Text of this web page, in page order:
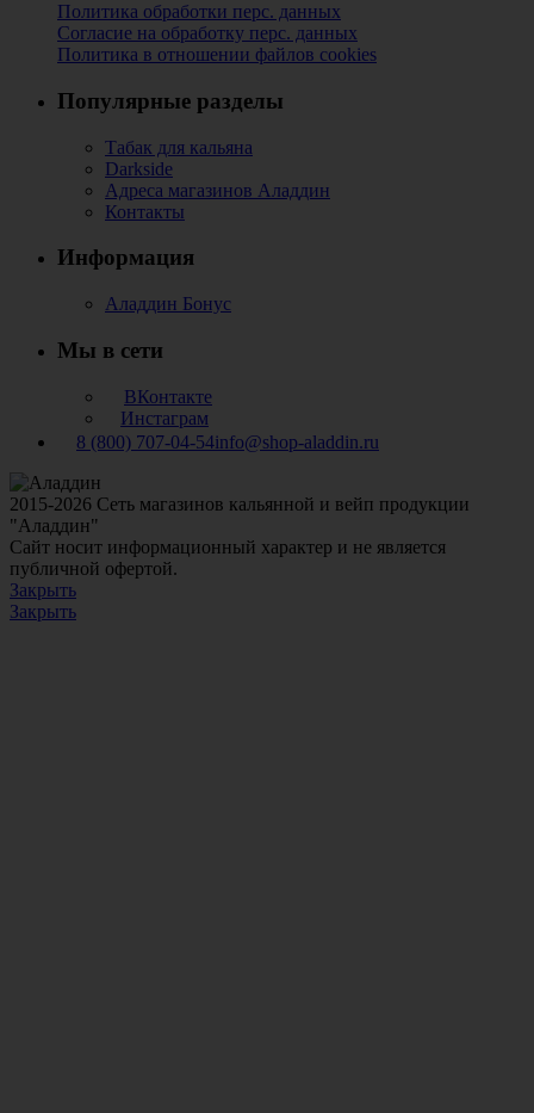
Политика обработки перс. данных
Согласие на обработку перс. данных
Политика в отношении файлов cookies
Популярные разделы
Табак для кальяна
Darkside
Адреса магазинов Аладдин
Контакты
Информация
Аладдин Бонус
Мы в сети
ВКонтакте
Инстаграм
8 (800) 707-04-54info@shop-aladdin.ru
2015-2026 Сеть магазинов кальянной и вейп продукции
"Аладдин"
Сайт носит информационный характер и не является
публичной офертой.
Закрыть
Закрыть